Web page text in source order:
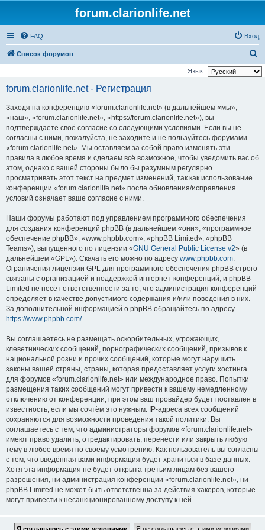
forum.clarionlife.net
FAQ Вход
Список форумов
о
Язык:
forum.clarionlife.net - Регистрация
Заходя на конференцию «forum.clarionlife.net» (в дальнейшем «мы»,
«наш», «forum.clarionlife.net», «https://forum.clarionlife.net»), вы
подтверждаете своё согласие со следующими условиями. Если вы не
согласны с ними, пожалуйста, не заходите и не пользуйтесь форумами
«forum.clarionlife.net». Мы оставляем за собой право изменять эти
правила в любое время и сделаем всё возможное, чтобы уведомить вас об
этом, однако с вашей стороны было бы разумным регулярно
просматривать этот текст на предмет изменений, так как использование
конференции «forum.clarionlife.net» после обновления/исправления
условий означает ваше согласие с ними.
Наши форумы работают под управлением программного обеспечения
для создания конференций phpBB (в дальнейшем «они», «программное
обеспечение phpBB», «www.phpbb.com», «phpBB Limited», «phpBB
Teams»), выпущенного по лицензии «GNU General Public License v2» (в
дальнейшем «GPL»). Скачать его можно по адресу www.phpbb.com.
Ограничения лицензии GPL для программного обеспечения phpBB строго
связаны с организацией и поддержкой интернет-конференций, и phpBB
Limited не несёт ответственности за то, что администрация конференций
определяет в качестве допустимого содержания и/или поведения в них.
За дополнительной информацией о phpBB обращайтесь по адресу
https://www.phpbb.com/.
Вы соглашаетесь не размещать оскорбительных, угрожающих,
клеветнических сообщений, порнографических сообщений, призывов к
национальной розни и прочих сообщений, которые могут нарушить
законы вашей страны, страны, которая предоставляет услуги хостинга
для форумов «forum.clarionlife.net» или международное право. Попытки
размещения таких сообщений могут привести к вашему немедленному
отключению от конференции, при этом ваш провайдер будет поставлен в
известность, если мы сочтём это нужным. IP-адреса всех сообщений
сохраняются для возможности проведения такой политики. Вы
соглашаетесь с тем, что администраторы форумов «forum.clarionlife.net»
имеют право удалить, отредактировать, перенести или закрыть любую
тему в любое время по своему усмотрению. Как пользователь вы согласны
с тем, что введённая вами информация будет храниться в базе данных.
Хотя эта информация не будет открыта третьим лицам без вашего
разрешения, ни администрация конференции «forum.clarionlife.net», ни
phpBB Limited не может быть ответственна за действия хакеров, которые
могут привести к несанкционированному доступу к ней.